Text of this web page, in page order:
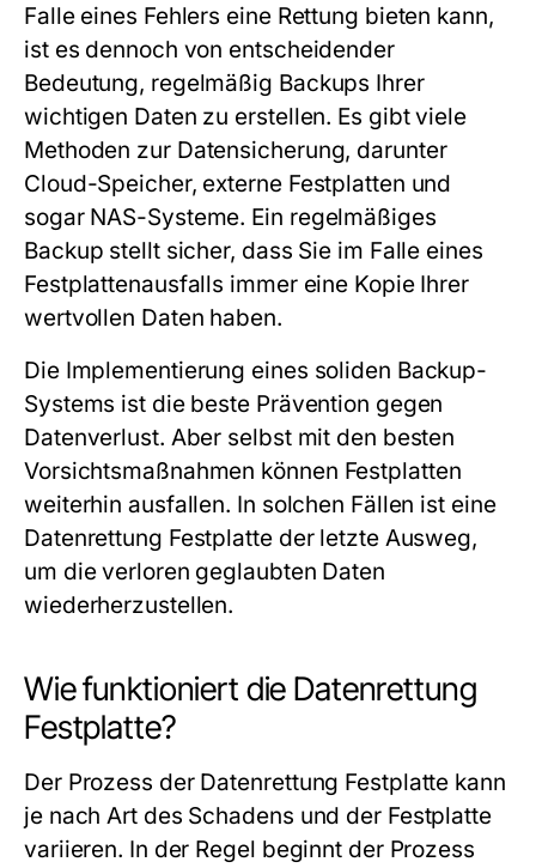
Falle eines Fehlers eine Rettung bieten kann,
ist es dennoch von entscheidender
Bedeutung, regelmäßig Backups Ihrer
wichtigen Daten zu erstellen. Es gibt viele
Methoden zur Datensicherung, darunter
Cloud-Speicher, externe Festplatten und
sogar NAS-Systeme. Ein regelmäßiges
Backup stellt sicher, dass Sie im Falle eines
Festplattenausfalls immer eine Kopie Ihrer
wertvollen Daten haben.
Die Implementierung eines soliden Backup-
Systems ist die beste Prävention gegen
Datenverlust. Aber selbst mit den besten
Vorsichtsmaßnahmen können Festplatten
weiterhin ausfallen. In solchen Fällen ist eine
Datenrettung Festplatteder letzte Ausweg,
um die verloren geglaubten Daten
wiederherzustellen.
Wie funktioniert die Datenrettung
Festplatte?
Der Prozess der Datenrettung Festplatte kann
je nach Art des Schadens und der Festplatte
variieren. In der Regel beginnt der Prozess